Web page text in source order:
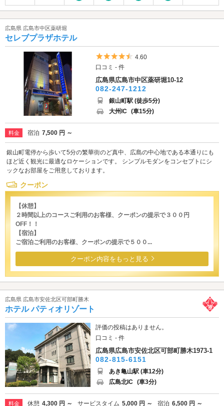
広島県 広島市中区薬研堀
セレブプラザホテル
5つ星のうち4.5
4.60
口コミ - 件
広島県広島市中区薬研堀10-12
082-247-1212
銀山町駅 (徒歩5分)
大州IC (車15分)
料金 宿泊 7,500 円 ～
銀山町電停から歩いて5分の繁華街のど真中、広島の中心地である本通りにも
ほど近く観光に最適なロケーションです。 シンプルモダンをコンセプトにシ
ックなお部屋をご用意しております。
クーポン
【休憩】
２時間以上のコースご利用のお客様、クーポンの提示で３００円
OFF！！
【宿泊】
ご宿泊ご利用のお客様、クーポンの提示で５００...
クーポン内容をもっと見る
広島県 広島市安佐北区可部町勝木
ホテル パティオリゾート
評価の投稿はありません。
口コミ - 件
広島県広島市安佐北区可部町勝木1973-1
082-815-6151
あき亀山駅 (車12分)
広島北IC (車3分)
料金 休憩 4,300 円 ～ サービスタイム 5,000 円 ～ 宿泊 6,500 円 ～